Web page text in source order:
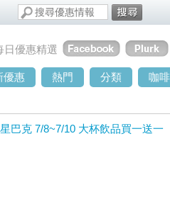
日優惠精選
優惠 熱門 分類 咖啡
星巴克 7/8~7/10 大杯飲品買一送一